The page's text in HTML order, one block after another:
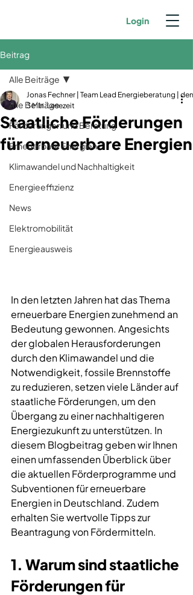
Login
Beitrag
Alle Beiträge
Förderungen und Beratung
Erneuerbare Energien
Klimawandel und Nachhaltigkeit
Energieeffizienz
News
Elektromobilität
Energieausweis
Alle Beiträge
Staatliche Förderungen
für erneuerbare Energien
Jonas Fechner | Team Lead Energieberatung |
3 Min. Lesezeit
In den letzten Jahren hat das Thema
erneuerbare Energien zunehmend an
Bedeutung gewonnen. Angesichts
der globalen Herausforderungen
durch den Klimawandel und die
Notwendigkeit, fossile Brennstoffe
zu reduzieren, setzen viele Länder auf
staatliche Förderungen, um den
Übergang zu einer nachhaltigeren
Energiezukunft zu unterstützen. In
diesem Blogbeitrag geben wir Ihnen
einen umfassenden Überblick über
die aktuellen Förderprogramme und
Subventionen für erneuerbare
Energien in Deutschland. Zudem
erhalten Sie wertvolle Tipps zur
Beantragung von Fördermitteln.
1. Warum sind staatliche
Förderungen für